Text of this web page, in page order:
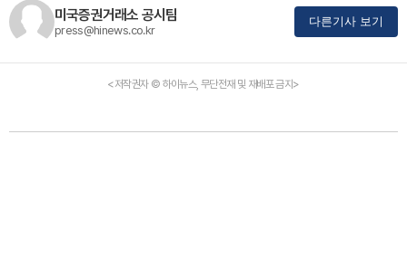
미국증권거래소 공시팀
press@hinews.co.kr
다른기사 보기
<저작권자 © 하이뉴스, 무단전재 및 재배포 금지>